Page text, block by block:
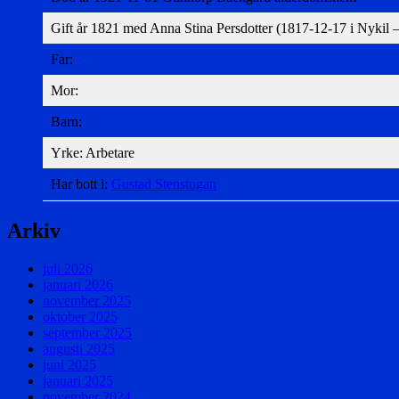
Gift år 1821 med Anna Stina Persdotter (1817-12-17 i Nykil
Far:
Mor:
Barn:
Yrke: Arbetare
Har bott i: Gustad Stenstugan
Arkiv
juli 2026
januari 2026
november 2025
oktober 2025
september 2025
augusti 2025
juni 2025
januari 2025